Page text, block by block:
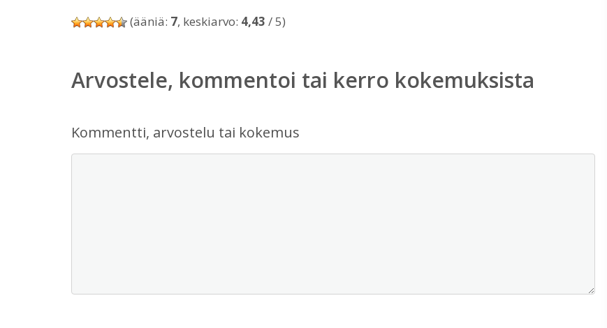
(ääniä: 7, keskiarvo: 4,43 / 5)
Arvostele, kommentoi tai kerro kokemuksista
Kommentti, arvostelu tai kokemus